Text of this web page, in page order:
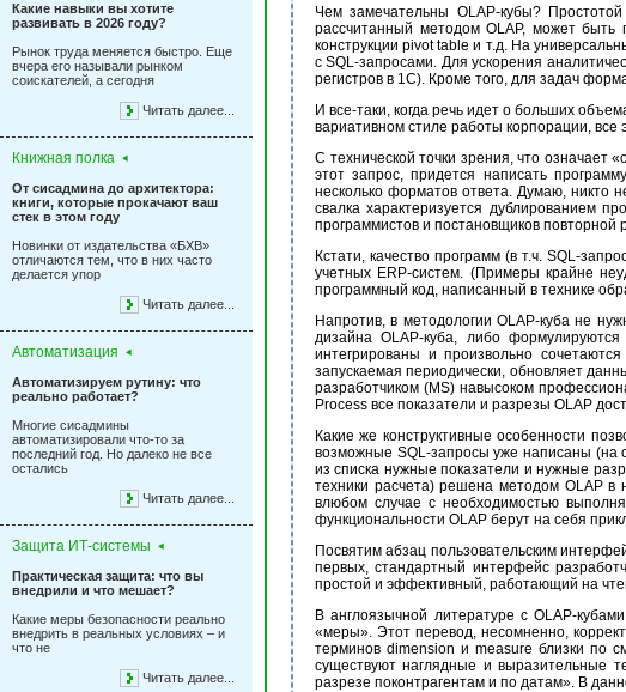
Какие навыки вы хотите
развивать в 2026 году?
Рынок труда меняется быстро. Еще
вчера его называли рынком
соискателей, а сегодня
Читать далее...
Книжная полка
От сисадмина до архитектора:
книги, которые прокачают ваш
стек в этом году
Новинки от издательства «БХВ»
отличаются тем, что в них часто
делается упор
Читать далее...
Автоматизация
Автоматизируем рутину: что
реально работает?
Многие сисадмины
автоматизировали что-то за
последний год. Но далеко не все
остались
Читать далее...
Защита ИТ-системы
Практическая защита: что вы
внедрили и что мешает?
Какие меры безопасности реально
внедрить в реальных условиях – и
что не
Читать далее...
Чем замечательны OLAP-кубы?
рассчитанный методом OLAP, может быть
конструкции pivot table и т.д. На
с SQL-запросами. Для ускорения
регистров в 1С). Кроме того, для задач
И все-таки, когда речь идет о больших
вариативном стиле работы корпорации,
С технической точки зрения, что означает
этот запрос, придется написать
несколько форматов ответа. Думаю, никто
свалка характеризуется дублированием
программистов и постановщиков повторной
Кстати, качество программ (в т.ч. SQL-
учетных ERP-систем. (Примеры крайне
программный код, написанный в технике
Напротив, в методологии OLAP-куба не
дизайна OLAP-куба, либо
интегрированы и произвольно
запускаемая периодически, обновляет
разработчиком (MS) навысоком
Process все показатели и разрезы OLAP
Какие же конструктивные особенности
возможные SQL-запросы уже написаны (на
из списка нужные показатели и нужные
техники расчета) решена методом OLAP
влюбом случае с необходимостью
функциональности OLAP берут на себя
Посвятим абзац пользовательским
первых, стандартный интерфейс
простой и эффективный, работающий на
В англоязычной литературе с OLAP-
«меры». Этот перевод, несомненно,
терминов dimension и measure близки по
существуют наглядные и выразительные
разрезе поконтрагентам и по датам». В